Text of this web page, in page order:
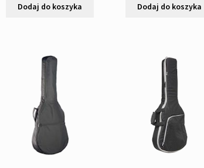
Dodaj do koszyka Dodaj do koszyka